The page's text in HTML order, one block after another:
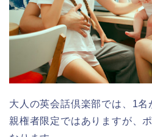
大人の英会話倶楽部では、1
親権者限定ではありますが、